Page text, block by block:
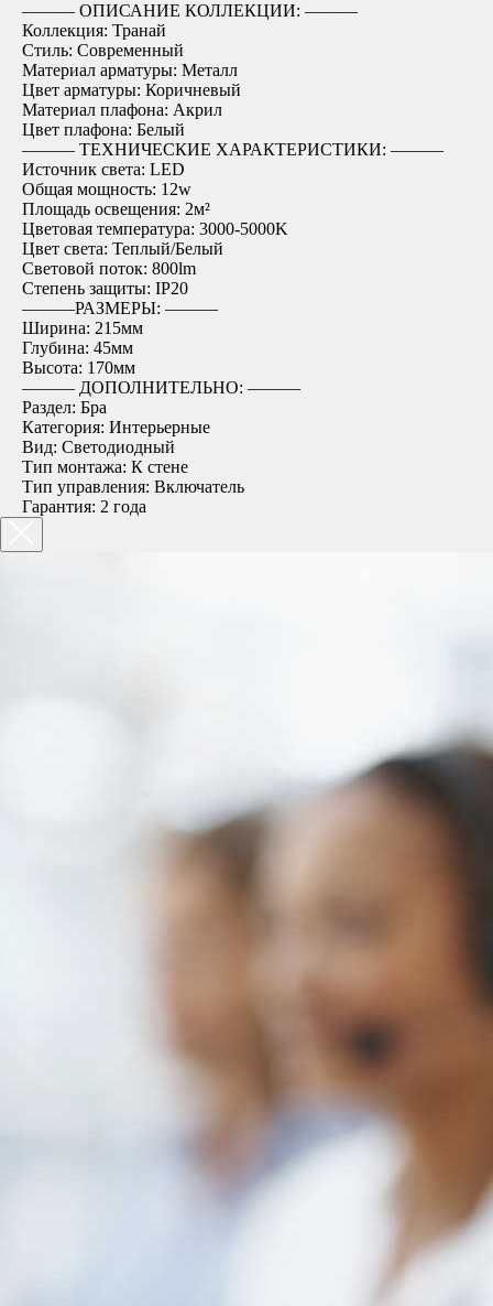
――― ОПИСАНИЕ КОЛЛЕКЦИИ: ―――
Коллекция: Транай
Стиль: Современный
Материал арматуры: Металл
Цвет арматуры: Коричневый
Материал плафона: Акрил
Цвет плафона: Белый
――― ТЕХНИЧЕСКИЕ ХАРАКТЕРИСТИКИ: ―――
Источник света: LED
Общая мощность: 12w
Площадь освещения: 2м²
Цветовая температура: 3000-5000K
Цвет света: Теплый/Белый
Световой поток: 800lm
Степень защиты: IP20
―――РАЗМЕРЫ: ―――
Ширина: 215мм
Глубина: 45мм
Высота: 170мм
――― ДОПОЛНИТЕЛЬНО: ―――
Раздел: Бра
Категория: Интерьерные
Вид: Светодиодный
Тип монтажа: К стене
Тип управления: Включатель
Гарантия: 2 года